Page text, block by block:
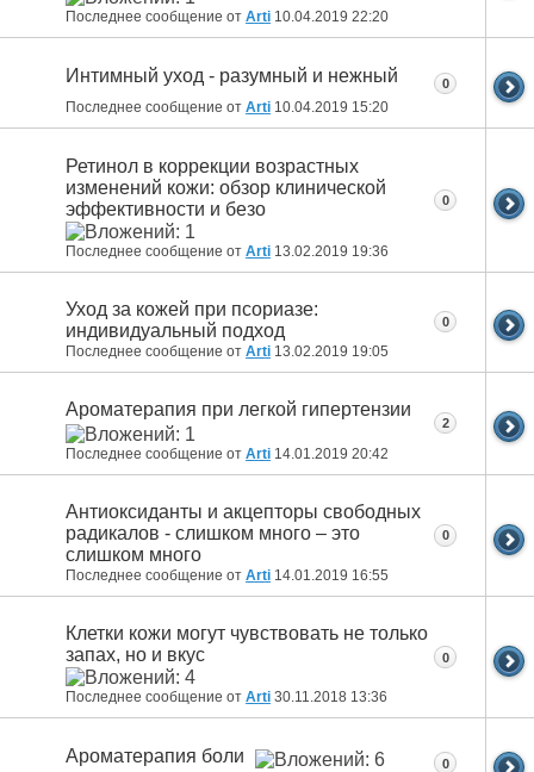
Последнее сообщение от Arti 10.04.2019 22:20
Интимный уход - разумный и нежный
Последнее сообщение от Arti 10.04.2019 15:20
0
Ретинол в коррекции возрастных
изменений кожи: обзор клинической
эффективности и безо
Последнее сообщение от Arti 13.02.2019 19:36
0
Уход за кожей при псориазе:
индивидуальный подход
Последнее сообщение от Arti 13.02.2019 19:05
0
Ароматерапия при легкой гипертензии
Последнее сообщение от Arti 14.01.2019 20:42
2
Антиоксиданты и акцепторы свободных
радикалов - слишком много – это
слишком много
Последнее сообщение от Arti 14.01.2019 16:55
0
Клетки кожи могут чувствовать не только
запах, но и вкус
Последнее сообщение от Arti 30.11.2018 13:36
0
Ароматерапия боли 0